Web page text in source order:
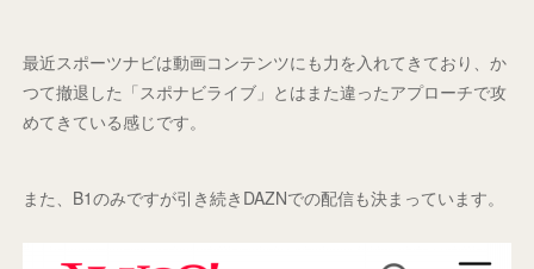
最近スポーツナビは動画コンテンツにも力を入れてきており、か
つて撤退した「スポナビライブ」とはまた違ったアプローチで攻
めてきている感じです。
また、B1のみですが引き続きDAZNでの配信も決まっています。